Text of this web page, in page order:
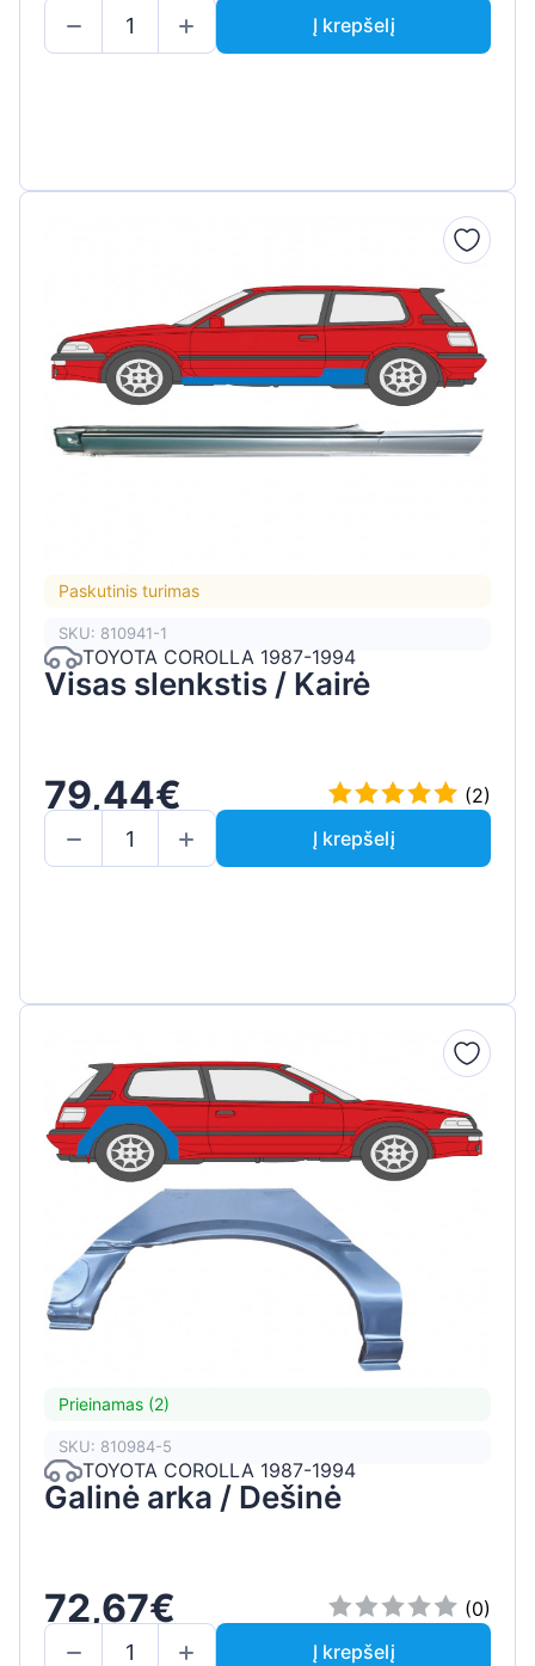
Į krepšelį
Paskutinis turimas
SKU: 810941-1
TOYOTA COROLLA 1987-1994
Visas slenkstis / Kairė
79,44€
(2)
Į krepšelį
Prieinamas (2)
SKU: 810984-5
TOYOTA COROLLA 1987-1994
Galinė arka / Dešinė
72,67€
(0)
Į krepšelį